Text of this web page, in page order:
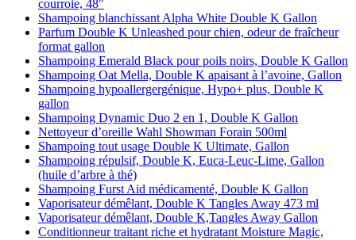
courroie, 48″
Shampoing blanchissant Alpha White Double K Gallon
Parfum Double K Unleashed pour chien, odeur de fraîcheur
format gallon
Shampoing Emerald Black pour poils noirs, Double K Gallon
Shampoing Oat Mella, Double K apaisant à l’avoine, Gallon
Shampoing hypoallergergénique, Hypo+ plus, Double K
gallon
Shampoing Dynamic Duo 2 en 1, Double K Gallon
Nettoyeur d’oreille Wahl Showman Forain 500ml
Shampoing tout usage Double K Ultimate, Gallon
Shampoing répulsif, Double K, Euca-Leuc-Lime, Gallon
(huile d’arbre à thé)
Shampoing Furst Aid médicamenté, Double K Gallon
Vaporisateur démêlant, Double K Tangles Away 473 ml
Vaporisateur démêlant, Double K,Tangles Away Gallon
Conditionneur traitant riche et hydratant Moisture Magic,